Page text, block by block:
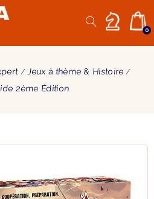
0
Jeux à thème & Histoire
2ème Édition